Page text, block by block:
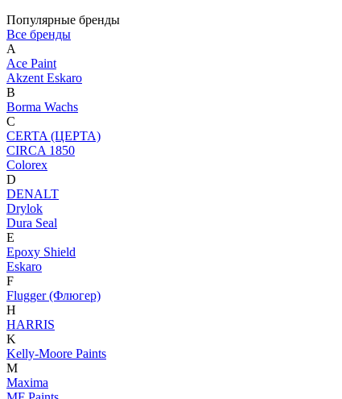
Популярные бренды
Все бренды
A
Ace Paint
Akzent Eskaro
B
Borma Wachs
C
CERTA (ЦЕРТА)
CIRCA 1850
Colorex
D
DENALT
Drylok
Dura Seal
E
Epoxy Shield
Eskaro
F
Flugger (Флюгер)
H
HARRIS
K
Kelly-Moore Paints
M
Maxima